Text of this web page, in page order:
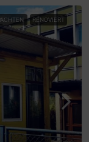
RENOVIERT